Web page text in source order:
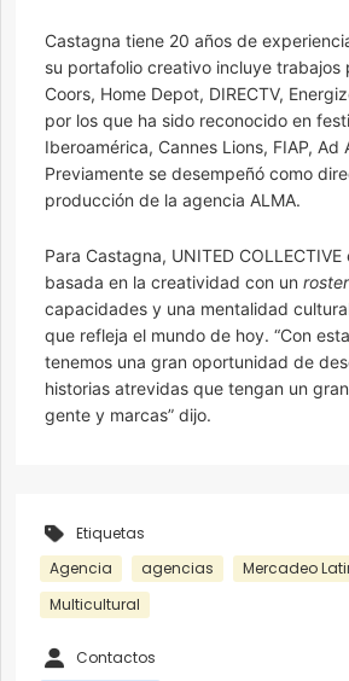
Castagna tiene 20 años de
su portafolio creativo incluye trabajos
Coors, Home Depot, DIRECTV,
por los que ha sido reconocido en
Iberoamérica, Cannes Lions, FIAP, Ad
Previamente se desempeñó como
producción de la agencia ALMA.
Para Castagna, UNITED
basada en la creatividad con un roster
capacidades y una mentalidad
que refleja el mundo de hoy. “Con
tenemos una gran oportunidad de
historias atrevidas que tengan un
gente y marcas” dijo.
Etiquetas
Agencia
agencias
Mercadeo
Multicultural
Contactos